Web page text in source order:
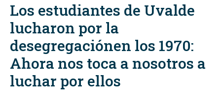
Los estudiantes de Uvalde
lucharon por la
desegregaciónen los 1970:
Ahora nos toca a nosotros a
luchar por ellos